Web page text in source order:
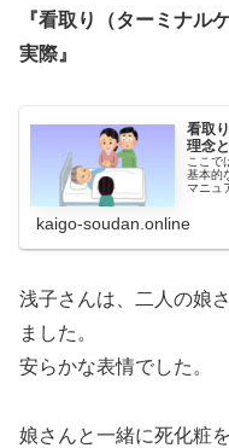
『看取り（ターミナル
実際』
看取
理念
ここで
基本的
マニュ
kaigo-soudan.online
浅子さんは、二人の娘
ました。
安らかな表情でした。
娘さんと一緒に死化粧